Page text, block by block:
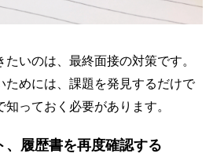
いのは、最終面接の対策です。
ためには、課題を発見するだけで
っておく必要があります。
、履歴書を再度確認する